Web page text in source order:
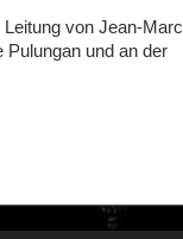
von Jean-Marc
Pulungan und an der